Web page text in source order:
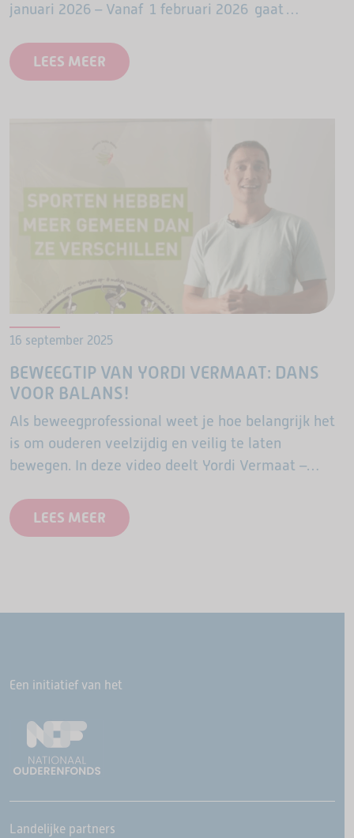
januari 2026 – Vanaf 1 februari 2026 gaat
plussers, verder onder de naam OldStars in de
wijk. De trainingen blijven…
LEES MEER
16 september 2025
BEWEEGTIP VAN YORDI VERMAAT: DANS
VOOR BALANS!
Als beweegprofessional weet je hoe belangrijk het
is om ouderen veelzijdig en veilig te laten
bewegen. In deze video deelt Yordi Vermaat –
praktijkvideo’s – een…
LEES MEER
Een initiatief van het
Landelijke partners